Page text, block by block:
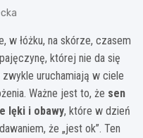
w łóżku, na skórze, czasem
której nie da się
uruchamiają w ciele
Ważne jest to, że sen
lęki i obawy, które w dzień
że „jest ok”. Ten